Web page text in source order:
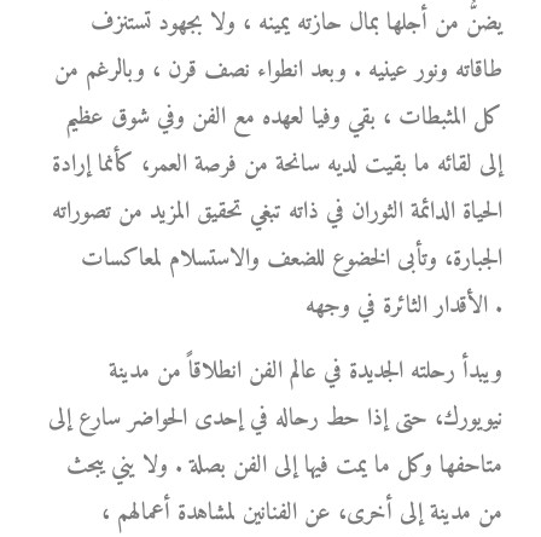
يضنُّ من أجلها بمال حازته يمينه ، ولا بجهود تستنزف
طاقاته ونور عينيه . وبعد انطواء نصف قرن ، وبالرغم من
كل المثبطات ، بقي وفيا لعهده مع الفن وفي شوق عظيم
إلى لقائه ما بقيت لديه سانحة من فرصة العمر، كأنما إرادة
الحياة الدائمة الثوران في ذاته تبغي تحقيق المزيد من تصوراته
الجبارة، وتأبى الخضوع للضعف والاستسلام لمعاكسات
الأقدار الثائرة في وجهه .
ويبدأ رحلته الجديدة في عالم الفن انطلاقاً من مدينة
نيويورك، حتى إذا حط رحاله في إحدى الحواضر سارع إلى
متاحفها وكل ما يمت فيها إلى الفن بصلة . ولا يني يبحث
من مدينة إلى أخرى، عن الفنانين لمشاهدة أعمالهم ،